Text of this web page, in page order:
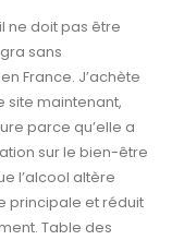
ne doit pas être
sans
France. J’achète
site maintenant,
parce qu’elle a
sur le bien-être
l’alcool altère
principale et réduit
Table des